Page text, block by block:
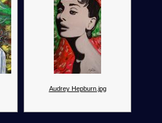
Audrey Hepburn.jpg